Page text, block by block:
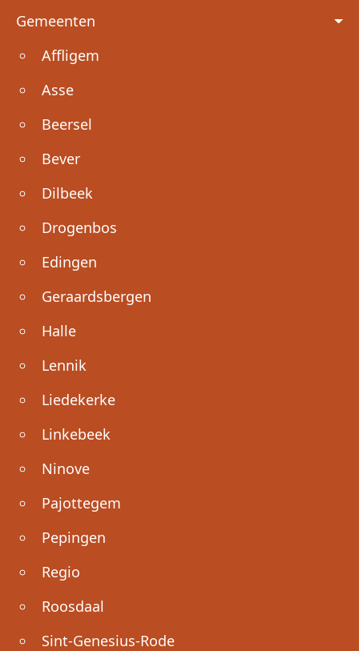
Voet
Gemeenten
Affligem
Asse
Beersel
Bever
Dilbeek
Drogenbos
Edingen
Geraardsbergen
Halle
Lennik
Liedekerke
Linkebeek
Ninove
Pajottegem
Pepingen
Regio
Roosdaal
Sint-Genesius-Rode